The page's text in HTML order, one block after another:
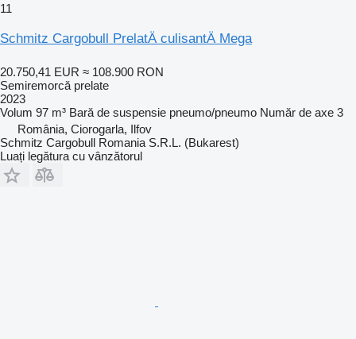
11
Schmitz Cargobull PrelatÄ culisantÄ Mega
20.750,41 EUR ≈ 108.900 RON
Semiremorcă prelate
2023
Volum 97 m³ Bară de suspensie pneumo/pneumo Număr de axe 3
România, Ciorogarla, Ilfov
Schmitz Cargobull Romania S.R.L. (Bukarest)
Luați legătura cu vânzătorul